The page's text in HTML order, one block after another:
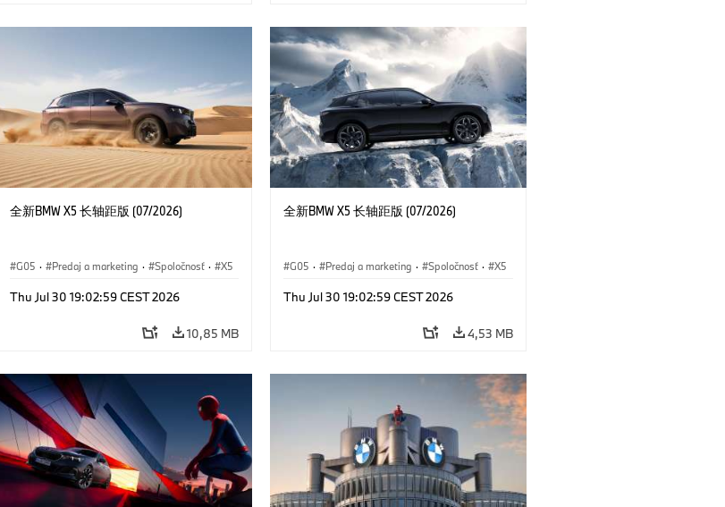
全新BMW X5 长轴距版 (07/2026)
G05 · Predaj a marketing · Spoločnosť · X5
Thu Jul 30 19:02:59 CEST 2026
10,85 MB
全新BMW X5 长轴距版 (07/2026)
G05 · Predaj a marketing · Spoločnosť · X5
Thu Jul 30 19:02:59 CEST 2026
4,53 MB